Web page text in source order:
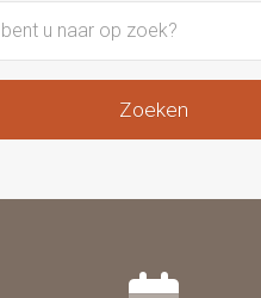
Zoeken